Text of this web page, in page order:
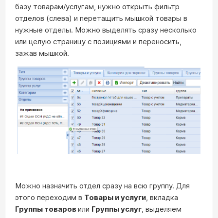
базу товарам/услугам, нужно открыть фильтр
отделов (слева) и перетащить мышкой товары в
нужные отделы. Можно выделять сразу несколько
или целую страницу с позициями и переносить,
зажав мышкой.
Можно назначить отдел сразу на всю группу. Для
этого переходим в Товары и услуги, вкладка
Группы товаровили Группы услуг, выделяем